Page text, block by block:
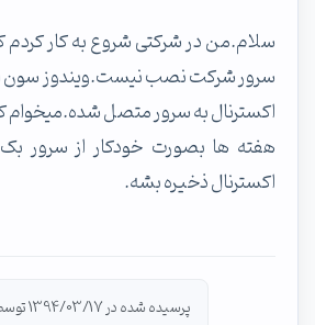
سلام.من در شرکتی شروع به کار کردم
سرور شرکت نصب نیست.ویندوز
اکسترنال به سرور متصل شده.میخوام
هفته ها بصورت خودکار از سرور
اکسترنال ذخیره بشه.
پرسیده شده در 1394/03/17 توسط